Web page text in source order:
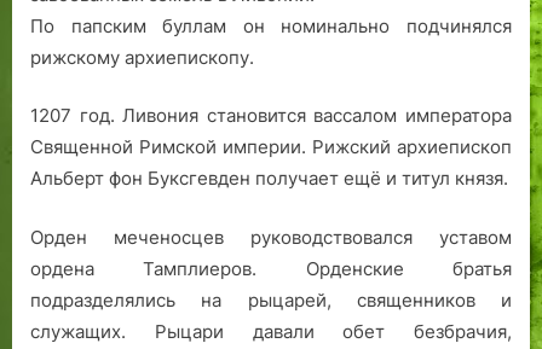
По папским буллам он номинально подчинялся
рижскому архиепископу.
1207 год. Ливония становится вассалом императора
Священной Римской империи. Рижский архиепископ
Альберт фон Буксгевден получает ещё и титул князя.
Орден меченосцев руководствовался уставом
ордена Тамплиеров. Орденские братья
подразделялись на рыцарей, священников и
служащих. Рыцари давали обет безбрачия,